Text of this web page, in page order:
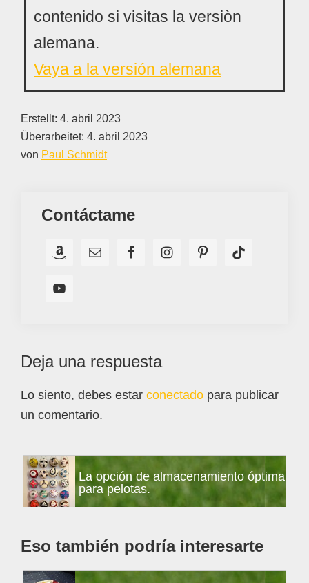
contenido si visitas la versiòn
alemana.
Vaya a la versión alemana
Erstellt: 4. abril 2023
Überarbeitet: 4. abril 2023
von Paul Schmidt
Contáctame
Interacciones
con
los
Deja una respuesta
Lo siento, debes estar conectado para publicar
un comentario.
Barra
lateral
principal
La opción de almacenamiento óptima
para pelotas.
Eso también podría interesarte